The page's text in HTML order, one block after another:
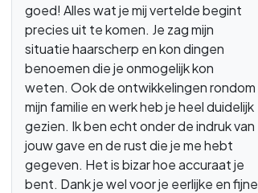
goed! Alles wat je mij vertelde begint
precies uit te komen. Je zag mijn
situatie haarscherp en kon dingen
benoemen die je onmogelijk kon
weten. Ook de ontwikkelingen rondom
mijn familie en werk heb je heel duidelijk
gezien. Ik ben echt onder de indruk van
jouw gave en de rust die je me hebt
gegeven. Het is bizar hoe accuraat je
bent. Dank je wel voor je eerlijke en fijne